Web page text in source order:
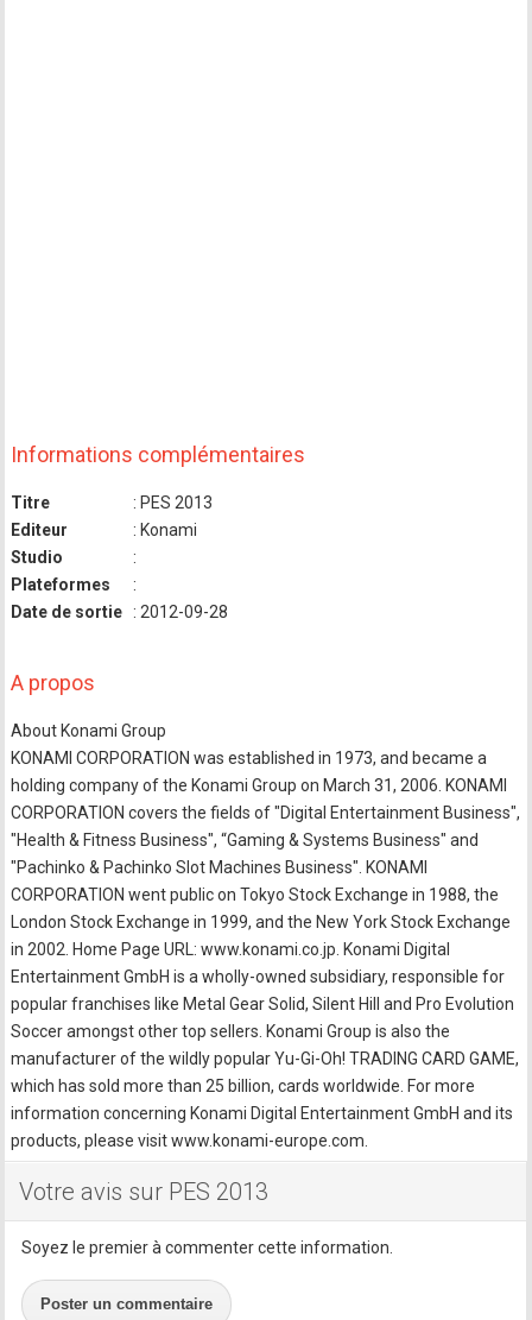
Informations complémentaires
Titre
: PES 2013
Editeur
: Konami
Studio
:
Plateformes
:
Date de sortie
: 2012-09-28
A propos
About Konami Group
KONAMI CORPORATION was established in 1973, and became a
holding company of the Konami Group on March 31, 2006. KONAMI
CORPORATION covers the fields of "Digital Entertainment Business",
"Health & Fitness Business", “Gaming & Systems Business" and
"Pachinko & Pachinko Slot Machines Business". KONAMI
CORPORATION went public on Tokyo Stock Exchange in 1988, the
London Stock Exchange in 1999, and the New York Stock Exchange
in 2002. Home Page URL: www.konami.co.jp. Konami Digital
Entertainment GmbH is a wholly-owned subsidiary, responsible for
popular franchises like Metal Gear Solid, Silent Hill and Pro Evolution
Soccer amongst other top sellers. Konami Group is also the
manufacturer of the wildly popular Yu-Gi-Oh! TRADING CARD GAME,
which has sold more than 25 billion, cards worldwide. For more
information concerning Konami Digital Entertainment GmbH and its
products, please visit www.konami-europe.com.
Votre avis sur PES 2013
Soyez le premier à commenter cette information.
Poster un commentaire